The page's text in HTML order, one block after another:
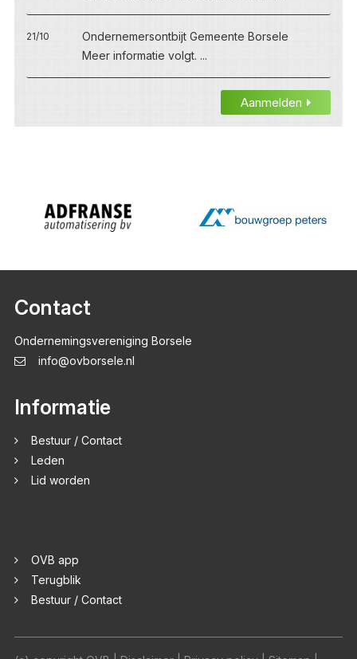
21/10
Ondernemersontbijt Gemeente Borsele
Meer informatie volgt. ...
Aanmelden
Contact
Ondernemingsvereniging Borsele
info@ovborsele.nl
Informatie
Bestuur / Contact
Leden
Lid worden
OVB app
Terugblik
Bestuur / Contact